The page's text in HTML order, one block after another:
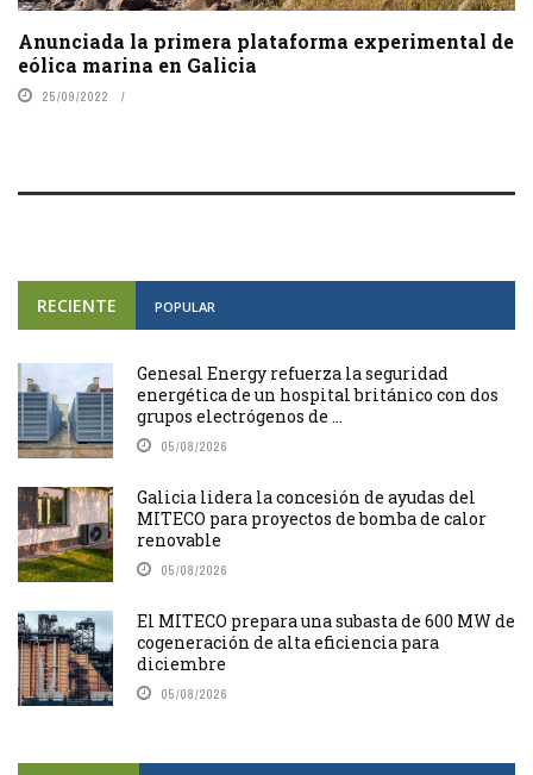
Anunciada la primera plataforma experimental de
eólica marina en Galicia
25/09/2022
RECIENTE POPULAR
Genesal Energy refuerza la seguridad
energética de un hospital británico con dos
grupos electrógenos de ...
05/08/2026
Galicia lidera la concesión de ayudas del
MITECO para proyectos de bomba de calor
renovable
05/08/2026
El MITECO prepara una subasta de 600 MW de
cogeneración de alta eficiencia para
diciembre
05/08/2026